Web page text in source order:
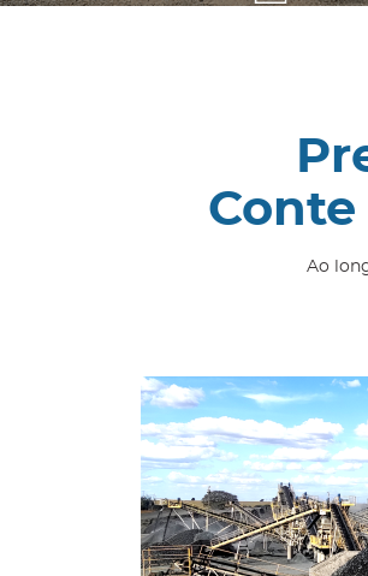
Conte
Ao